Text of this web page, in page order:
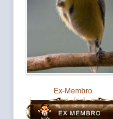
Ex-Membro